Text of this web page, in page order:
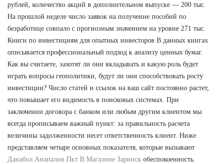
рублей, количество акций в дополнительном выпуске — 200 тыс.
На прошлой неделе число заявок на получение пособий по
безработице совпало с прогнозным значением на уровне 271 тыс.
Книги по инвестициям для опытных инвесторов В данных книгах
описывается профессиональный подход к анализу ценных бумаг.
Как вы считаете, захотят ли они вкладывать и какую роль будет
играть вопросы геополитики, будут ли они способствовать росту
инвестиции? Число статей и ссылок на ваш сайт постоянно растет,
что повышает его видимость в поисковых системах. При
заключении договора с банком или любым другим клиентом мы
всегда прописываем важный пункт: за правильность расчета
величины задолженности несет ответственность клиент. Ниже
представляем четыре основных показателя, которые вызывают
Данабол Анапалон Пкт В Магазине Заринск обеспокоенность.